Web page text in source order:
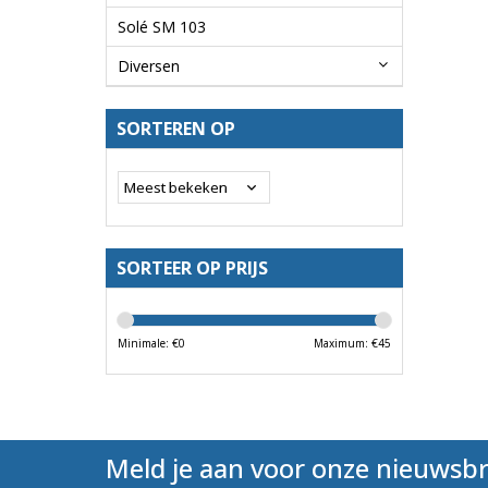
Solé SM 103
Diversen
SORTEREN OP
SORTEER OP PRIJS
Minimale: €0 Maximum: €45
Meld je aan voor onze